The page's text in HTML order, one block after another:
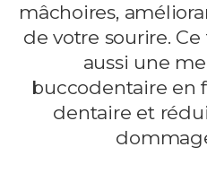
mâchoires,
de votre sourire.
aussi une
buccodentaire en
dentaire et